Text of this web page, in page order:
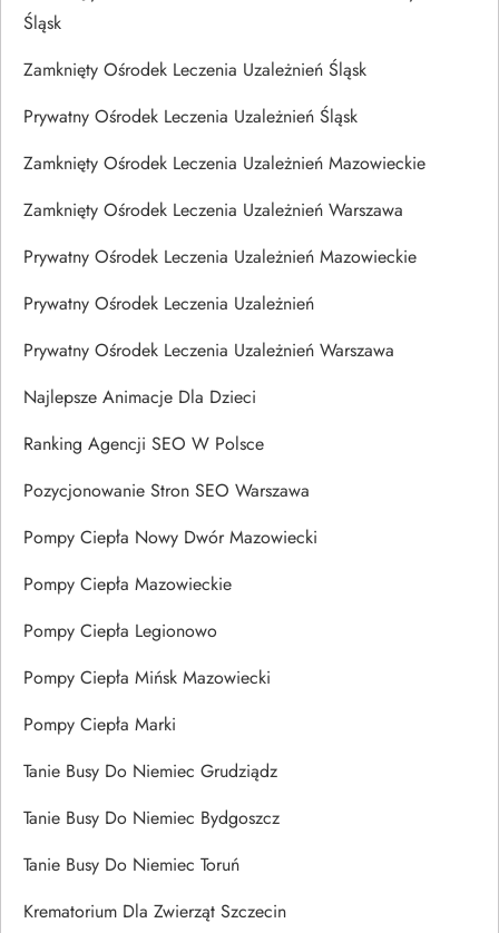
Śląsk
Zamknięty Ośrodek Leczenia Uzależnień Śląsk
Prywatny Ośrodek Leczenia Uzależnień Śląsk
Zamknięty Ośrodek Leczenia Uzależnień Mazowieckie
Zamknięty Ośrodek Leczenia Uzależnień Warszawa
Prywatny Ośrodek Leczenia Uzależnień Mazowieckie
Prywatny Ośrodek Leczenia Uzależnień
Prywatny Ośrodek Leczenia Uzależnień Warszawa
Najlepsze Animacje Dla Dzieci
Ranking Agencji SEO W Polsce
Pozycjonowanie Stron SEO Warszawa
Pompy Ciepła Nowy Dwór Mazowiecki
Pompy Ciepła Mazowieckie
Pompy Ciepła Legionowo
Pompy Ciepła Mińsk Mazowiecki
Pompy Ciepła Marki
Tanie Busy Do Niemiec Grudziądz
Tanie Busy Do Niemiec Bydgoszcz
Tanie Busy Do Niemiec Toruń
Krematorium Dla Zwierząt Szczecin